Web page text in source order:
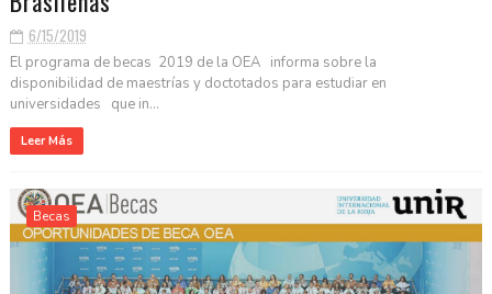
6/15/2019
El programa de becas 2019 de la OEA informa sobre la
disponibilidad de maestrías y doctotados para estudiar en
universidades que in...
Leer Más
Becas